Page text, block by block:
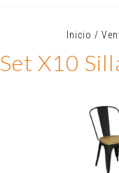
Inicio /
Set X10